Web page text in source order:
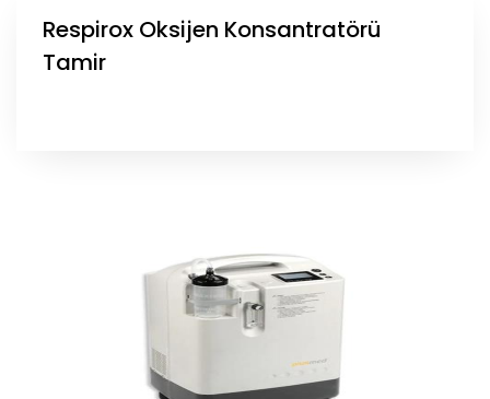
Respirox Oksijen Konsantratörü
Tamir